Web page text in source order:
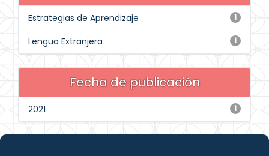
1
Estrategias de Aprendizaje
1
Lengua Extranjera
Fecha de publicación
1
2021